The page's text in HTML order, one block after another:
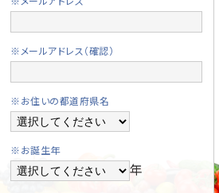
※メールアドレス（確認）
※お住いの都道府県名
※お誕生年
年